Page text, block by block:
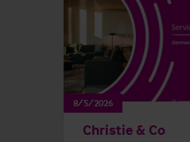
8/5/2026
Christie & Co